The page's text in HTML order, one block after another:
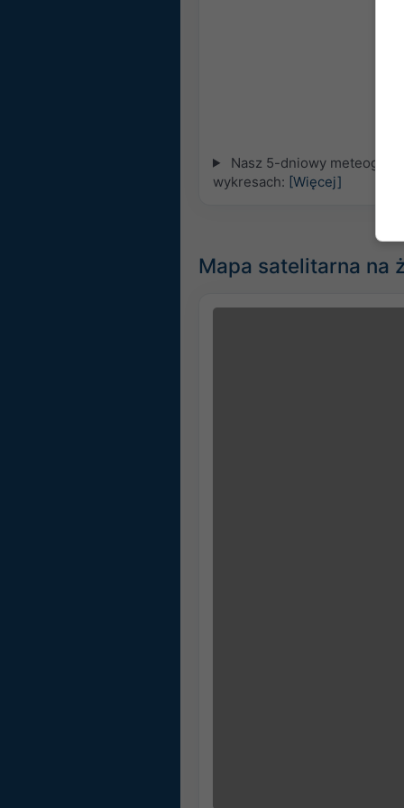
Nasz 5-dniowy
wykresach: [Więcej]
Mapa satelitarna na